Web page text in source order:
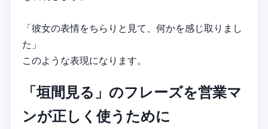
「彼女の表情をちらりと見て、何かを感じ取りまし
た」
このような表現になります。
「垣間見る」のフレーズを営業マ
ンが正しく使うために